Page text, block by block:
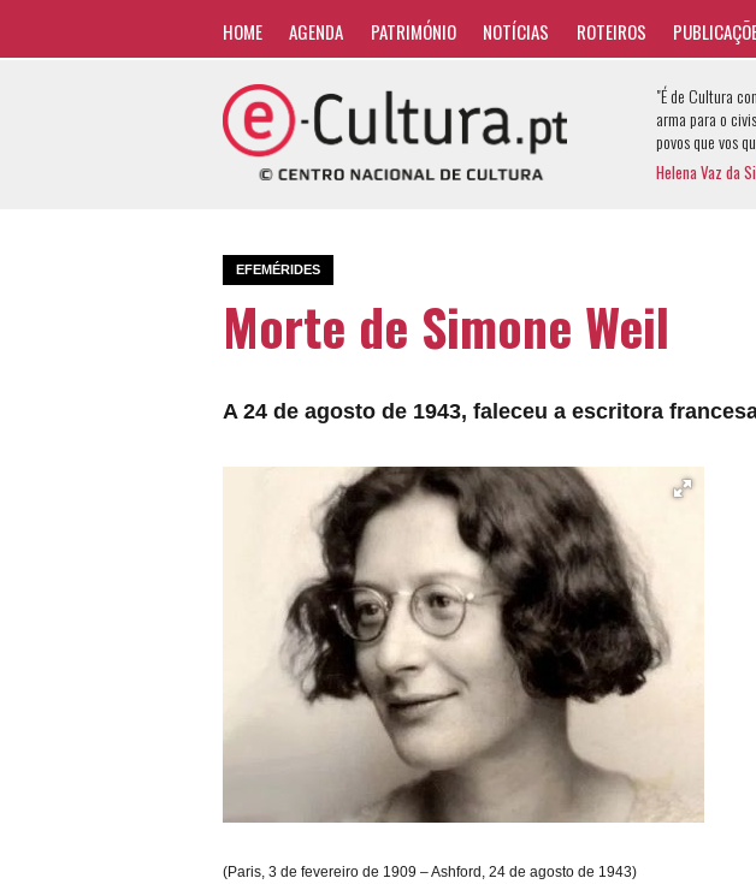
HOME AGENDA PATRIMÓNIO NOTÍCIAS ROTEIROS
"É de Cultura
arma para o
povos que vos
Helena Vaz da
EFEMÉRIDES
Morte de Simone Weil
A 24 de agosto de 1943, faleceu a escritora
(Paris, 3 de fevereiro de 1909 – Ashford, 24 de agosto de 1943)